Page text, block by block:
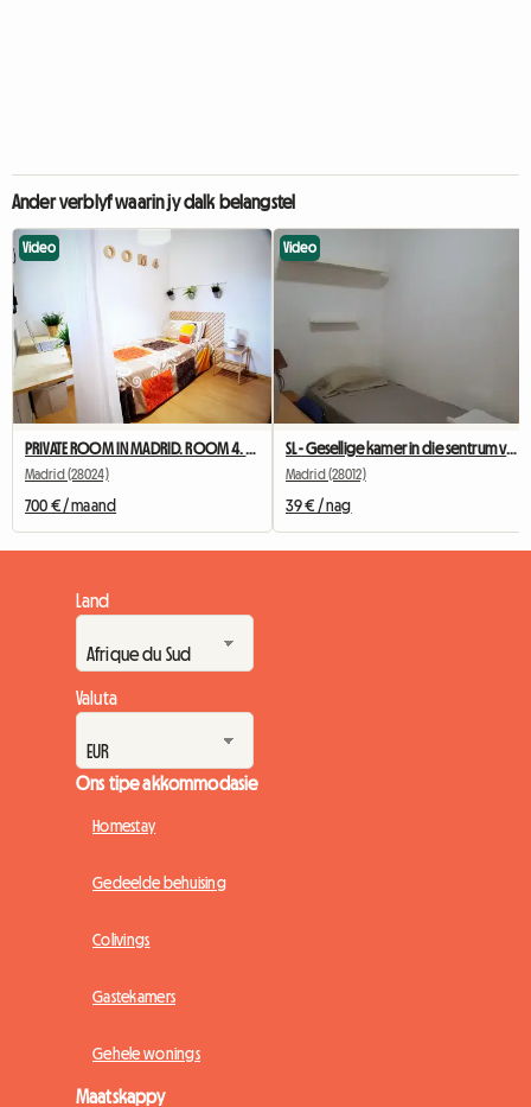
Ander verblyf waarin jy dalk belangstel
Video
Madrid (28024)
700 € / maand
Video
SL - Gesellige kamer in die sentrum van Madrid (Anton Martin)
Madrid (28012)
39 € / nag
Land
Valuta
Ons tipe akkommodasie
Homestay
Gedeelde behuising
Colivings
Gastekamers
Gehele wonings
Maatskappy